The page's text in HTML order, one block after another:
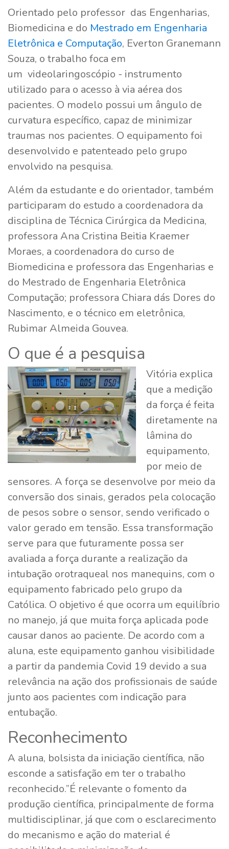
Orientado pelo professor das Engenharias,
Biomedicina e do Mestrado em Engenharia
Eletrônica e Computação, Everton Granemann
Souza, o trabalho foca em
um videolaringoscópio - instrumento
utilizado para o acesso à via aérea dos
pacientes. O modelo possui um ângulo de
curvatura específico, capaz de minimizar
traumas nos pacientes. O equipamento foi
desenvolvido e patenteado pelo grupo
envolvido na pesquisa.
Além da estudante e do orientador, também
participaram do estudo a coordenadora da
disciplina de Técnica Cirúrgica da Medicina,
professora Ana Cristina Beitia Kraemer
Moraes, a coordenadora do curso de
Biomedicina e professora das Engenharias e
do Mestrado de Engenharia Eletrônica
Computação; professora Chiara dás Dores do
Nascimento, e o técnico em eletrônica,
Rubimar Almeida Gouvea.
O que é a pesquisa
Vitória explica
que a medição
da força é feita
diretamente na
lâmina do
equipamento,
por meio de
sensores. A força se desenvolve por meio da
conversão dos sinais, gerados pela colocação
de pesos sobre o sensor, sendo verificado o
valor gerado em tensão. Essa transformação
serve para que futuramente possa ser
avaliada a força durante a realização da
intubação orotraqueal nos manequins, com o
equipamento fabricado pelo grupo da
Católica. O objetivo é que ocorra um equilíbrio
no manejo, já que muita força aplicada pode
causar danos ao paciente. De acordo com a
aluna, este equipamento ganhou visibilidade
a partir da pandemia Covid 19 devido a sua
relevância na ação dos profissionais de saúde
junto aos pacientes com indicação para
entubação.
Reconhecimento
A aluna, bolsista da iniciação científica, não
esconde a satisfação em ter o trabalho
reconhecido.”É relevante o fomento da
produção científica, principalmente de forma
multidisciplinar, já que com o esclarecimento
do mecanismo e ação do material é